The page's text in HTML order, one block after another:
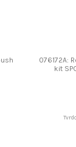
076172A:
kit